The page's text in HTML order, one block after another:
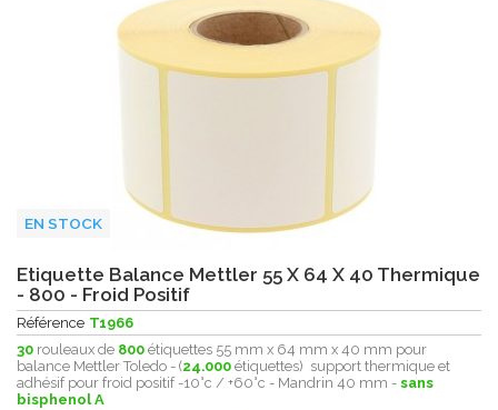
EN STOCK
Etiquette Balance Mettler 55 X 64 X 40 Thermique
- 800 - Froid Positif
Référence T1966
30 rouleaux de 800 étiquettes 55 mm x 64 mm x 40 mm pour
balance Mettler Toledo - (24.000 étiquettes) support thermique et
adhésif pour froid positif -10°c / +60°c - Mandrin 40 mm - sans
bisphenol A